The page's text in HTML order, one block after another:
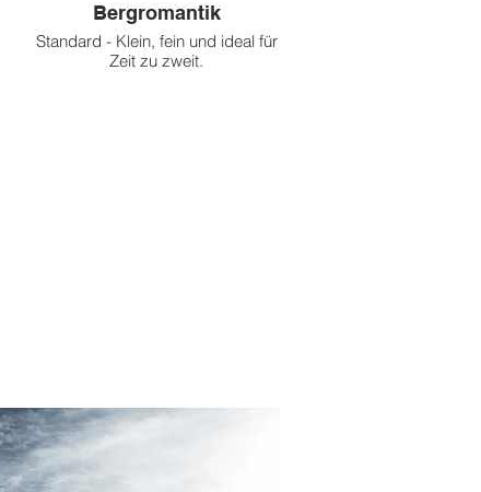
Bergromantik
Standard - Klein, fein und ideal für
Zeit zu zweit.